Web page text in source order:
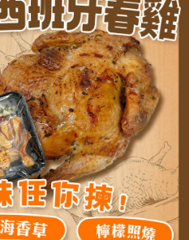
家電
紙手帕【白茶清香】